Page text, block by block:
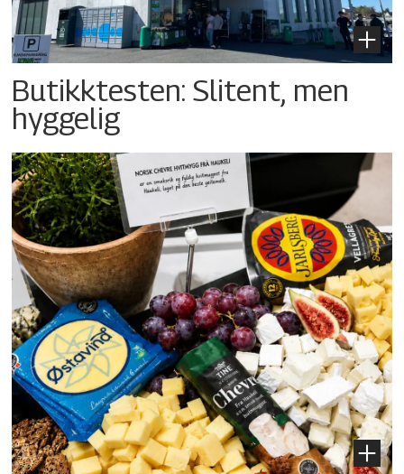
Butikktesten: Slitent, men
hyggelig